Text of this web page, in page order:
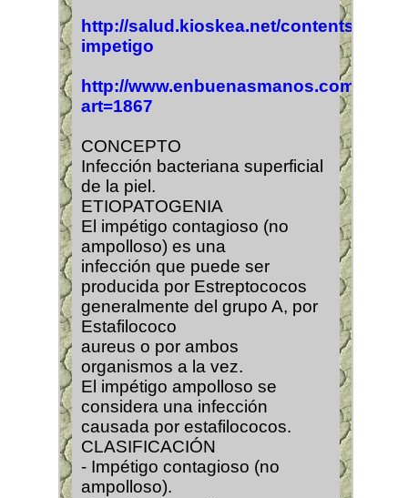
http://salud.kioskea.net/contents/
impetigo
http://www.enbuenasmanos.com/
art=1867
CONCEPTO
Infección bacteriana superficial
de la piel.
ETIOPATOGENIA
El impétigo contagioso (no
ampolloso) es una
infección que puede ser
producida por Estreptococos
generalmente del grupo A, por
Estafilococo
aureus o por ambos
organismos a la vez.
El impétigo ampolloso se
considera una infección
causada por estafilococos.
CLASIFICACIÓN
- Impétigo contagioso (no
ampolloso).